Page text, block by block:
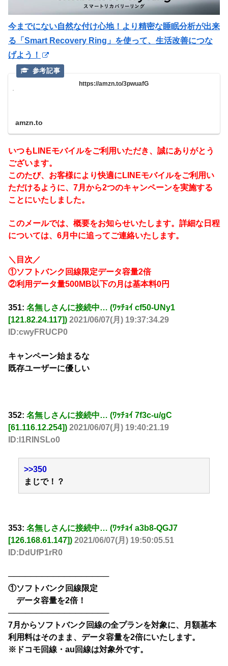
今までにない自然な付け心地！より精密な睡眠分析が出来
る「Smart Recovery Ring」を使って、生活改善につな
げよう！
https://amzn.to/3pwuafG
amzn.to
いつもLINEモバイルをご利用いただき、誠にありがとう
ございます。
このたび、お客様により快適にLINEモバイルをご利用い
ただけるように、7月から2つのキャンペーンを実施する
ことにいたしました。
このメールでは、概要をお知らせいたします。詳細な日程
については、6月中に追ってご連絡いたします。
＼目次／
①ソフトバンク回線限定データ容量2倍
②利用データ量500MB以下の月は基本料0円
351: 名無しさんに接続中… (ﾜｯﾁｮｲ cf50-UNy1
[121.82.24.117]) 2021/06/07(月) 19:37:34.29
ID:cwyFRUCP0
キャンペーン始まるな
既存ユーザーに優しい
352: 名無しさんに接続中… (ﾜｯﾁｮｲ 7f3c-u/gC
[61.116.12.254]) 2021/06/07(月) 19:40:21.19
ID:l1RINSLo0
>>350
まじで！？
353: 名無しさんに接続中… (ﾜｯﾁｮｲ a3b8-QGJ7
[126.168.61.147]) 2021/06/07(月) 19:50:05.51
ID:DdUfP1rR0
──────────────────
①ソフトバンク回線限定
データ容量を2倍！
──────────────────
7月からソフトバンク回線の全プランを対象に、月額基本
利用料はそのまま、データ容量を2倍にいたします。
※ドコモ回線・au回線は対象外です。